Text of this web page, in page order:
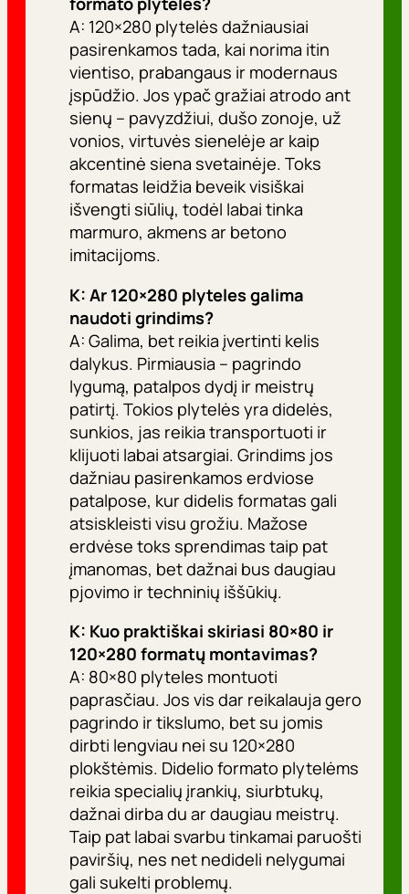
A: 120×280 plytelės dažniausiai
pasirenkamos tada, kai norima itin
vientiso, prabangaus ir modernaus
įspūdžio. Jos ypač gražiai atrodo ant
sienų – pavyzdžiui, dušo zonoje, už
vonios, virtuvės sienelėje ar kaip
akcentinė siena svetainėje. Toks
formatas leidžia beveik visiškai
išvengti siūlių, todėl labai tinka
marmuro, akmens ar betono
imitacijoms.
K: Ar 120×280 plyteles galima
naudoti grindims?
A: Galima, bet reikia įvertinti kelis
dalykus. Pirmiausia – pagrindo
lygumą, patalpos dydį ir meistrų
patirtį. Tokios plytelės yra didelės,
sunkios, jas reikia transportuoti ir
klijuoti labai atsargiai. Grindims jos
dažniau pasirenkamos erdviose
patalpose, kur didelis formatas gali
atsiskleisti visu grožiu. Mažose
erdvėse toks sprendimas taip pat
įmanomas, bet dažnai bus daugiau
pjovimo ir techninių iššūkių.
K: Kuo praktiškai skiriasi 80×80 ir
120×280 formatų montavimas?
A: 80×80 plyteles montuoti
paprasčiau. Jos vis dar reikalauja gero
pagrindo ir tikslumo, bet su jomis
dirbti lengviau nei su 120×280
plokštėmis. Didelio formato plytelėms
reikia specialių įrankių, siurbtukų,
dažnai dirba du ar daugiau meistrų.
Taip pat labai svarbu tinkamai paruošti
paviršių, nes net nedideli nelygumai
gali sukelti problemų.